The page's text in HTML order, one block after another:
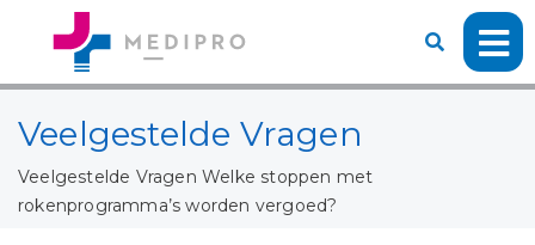
Veelgestelde Vragen
Veelgestelde Vragen Welke stoppen met
rokenprogramma’s worden vergoed?